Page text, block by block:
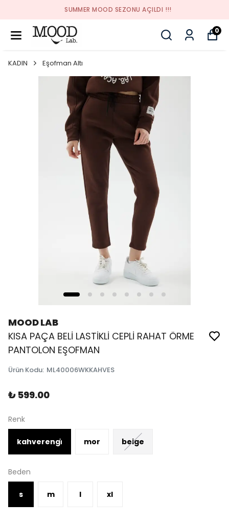
SUMMER MOOD SEZONU AÇILDI !!!
0
KADIN Eşofman Altı
MOOD LAB
KISA PAÇA BELİ LASTİKLİ CEPLİ RAHAT ÖRME
PANTOLON EŞOFMAN
Ürün Kodu: ML40006WKKAHVES
₺ 599.00
Renk
kahverengi̇ mor beige
Beden
s m l xl